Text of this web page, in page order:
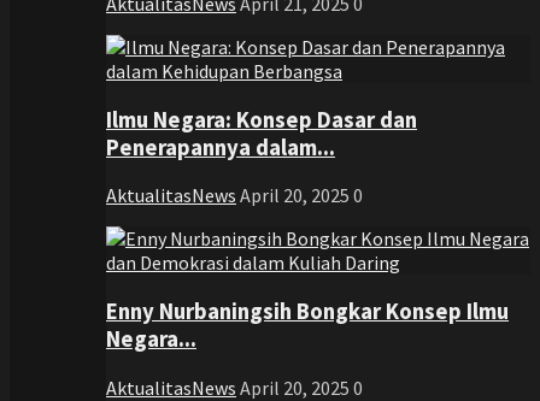
Ilmu Negara: Konsep Dasar dan
Penerapannya dalam...
AktualitasNews April 20, 2025 0
Enny Nurbaningsih Bongkar Konsep Ilmu
Negara...
AktualitasNews April 20, 2025 0